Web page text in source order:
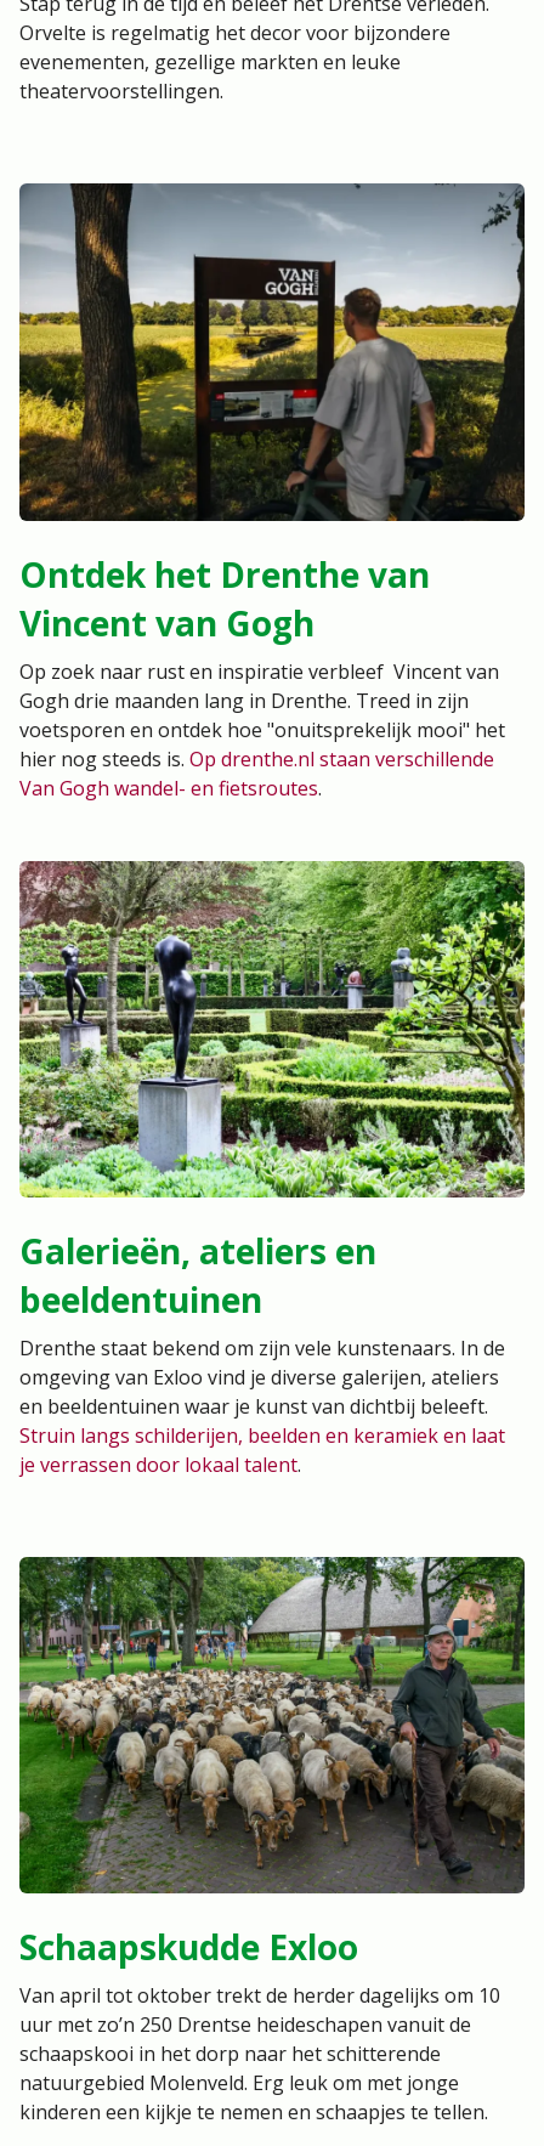
Orvelte is regelmatig het decor voor bijzondere
evenementen, gezellige markten en leuke
theatervoorstellingen.
Ontdek het Drenthe van
Vincent van Gogh
Op zoek naar rust en inspiratie verbleef Vincent van
Gogh drie maanden lang in Drenthe. Treed in zijn
voetsporen en ontdek hoe "onuitsprekelijk mooi" het
hier nog steeds is. Op drenthe.nl staan verschillende
Van Gogh wandel- en fietsroutes.
Galerieën, ateliers en
beeldentuinen
Drenthe staat bekend om zijn vele kunstenaars. In de
omgeving van Exloo vind je diverse galerijen, ateliers
en beeldentuinen waar je kunst van dichtbij beleeft.
Struin langs schilderijen, beelden en keramiek en laat
je verrassen door lokaal talent.
Schaapskudde Exloo
Van april tot oktober trekt de herder dagelijks om 10
uur met zo’n 250 Drentse heideschapen vanuit de
schaapskooi in het dorp naar het schitterende
natuurgebied Molenveld. Erg leuk om met jonge
kinderen een kijkje te nemen en schaapjes te tellen.